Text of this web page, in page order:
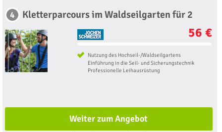
4 Kletterparcours im Waldseilgarten für 2
56 €
Nutzung des Hochseil-/Waldseilgartens
Einführung in die Seil- und Sicherungstechnik
Professionelle Leihausrüstung
Weiter zum Angebot